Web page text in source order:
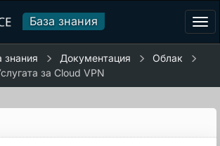
База знания
знания Документация
Облак
за Cloud VPN